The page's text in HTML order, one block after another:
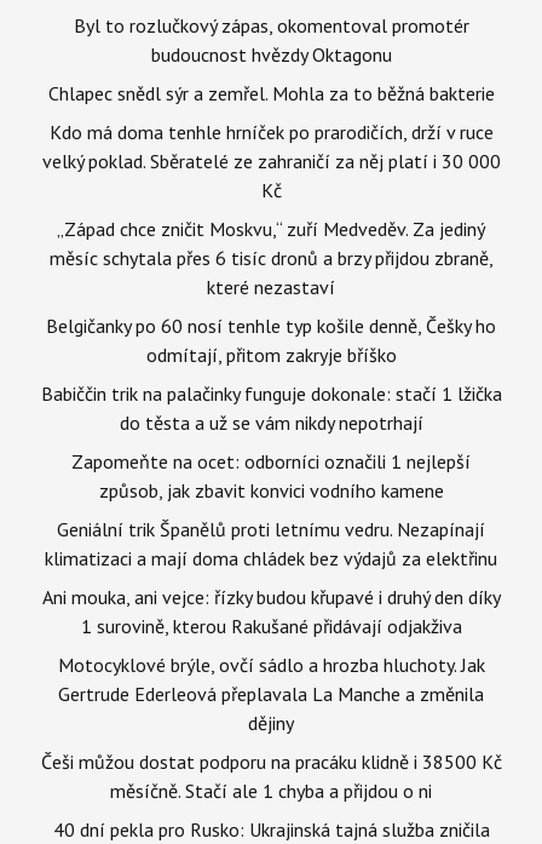
Byl to rozlučkový zápas, okomentoval promotér
budoucnost hvězdy Oktagonu
Chlapec snědl sýr a zemřel. Mohla za to běžná bakterie
Kdo má doma tenhle hrníček po prarodičích, drží v ruce
velký poklad. Sběratelé ze zahraničí za něj platí i 30 000
Kč
„Západ chce zničit Moskvu,“ zuří Medveděv. Za jediný
měsíc schytala přes 6 tisíc dronů a brzy přijdou zbraně,
které nezastaví
Belgičanky po 60 nosí tenhle typ košile denně, Češky ho
odmítají, přitom zakryje bříško
Babiččin trik na palačinky funguje dokonale: stačí 1 lžička
do těsta a už se vám nikdy nepotrhají
Zapomeňte na ocet: odborníci označili 1 nejlepší
způsob, jak zbavit konvici vodního kamene
Geniální trik Španělů proti letnímu vedru. Nezapínají
klimatizaci a mají doma chládek bez výdajů za elektřinu
Ani mouka, ani vejce: řízky budou křupavé i druhý den díky
1 surovině, kterou Rakušané přidávají odjakživa
Motocyklové brýle, ovčí sádlo a hrozba hluchoty. Jak
Gertrude Ederleová přeplavala La Manche a změnila
dějiny
Češi můžou dostat podporu na pracáku klidně i 38500 Kč
měsíčně. Stačí ale 1 chyba a přijdou o ni
40 dní pekla pro Rusko: Ukrajinská tajná služba zničila